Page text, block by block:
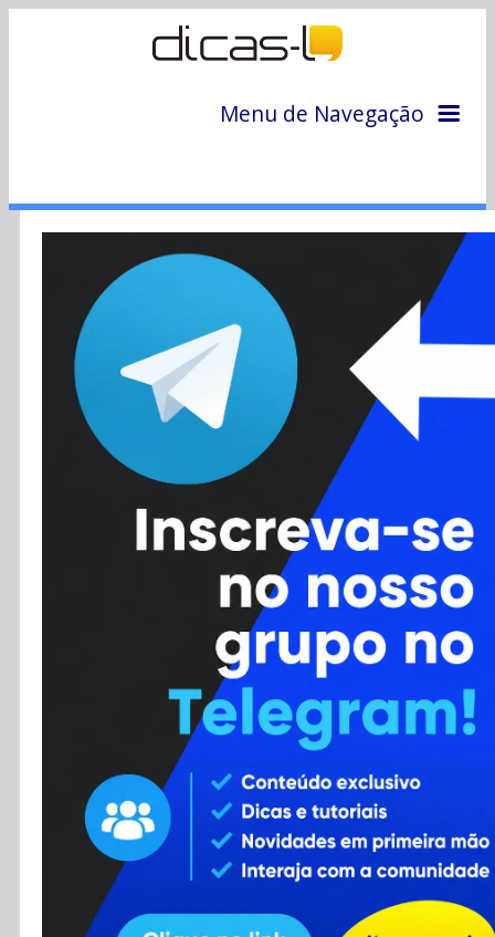
Menu de Navegação
Colunas
Colaboradores
Cursos
Enviar Dica
Contato
RSS